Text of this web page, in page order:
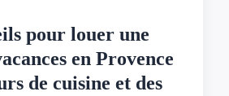
pour louer une
en Provence
de cuisine et des